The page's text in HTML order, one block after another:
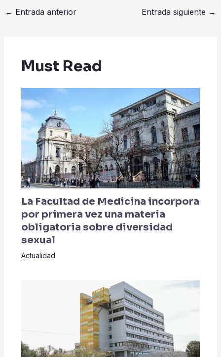
← Entrada anterior Entrada siguiente →
Must Read
La Facultad de Medicina incorpora
por primera vez una materia
obligatoria sobre diversidad
sexual
Actualidad